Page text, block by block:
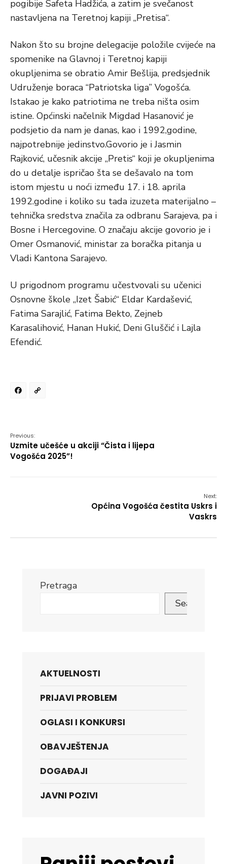
pogibije Safeta Hadžića, a zatim je svečanost
nastavljena na Teretnoj kapiji „Pretisa“.
Nakon što su brojne delegacije položile cvijeće na
spomenike na Glavnoj i Teretnoj kapiji
okupljenima se obratio Amir Bešlija, predsjednik
Udruženje boraca “Patriotska liga” Vogošća.
Istakao je kako patriotima ne treba ništa osim
istine. Općinski načelnik Migdad Hasanović je
podsjetio da nam je danas, kao i 1992,godine,
najpotrebnije jedinstvo.Govorio je i Jasmin
Rajković, učesnik akcije „Pretis“ koji je okupljenima
do u detalje ispričao šta se dešavalo na tom
istom mjestu u noći između 17. i 18. aprila
1992.godine i koliko su tada izuzeta materijalno –
tehnička sredstva značila za odbranu Sarajeva, pa i
Bosne i Hercegovine. O značaju akcije govorio je i
Omer Osmanović, ministar za boračka pitanja u
Vladi Kantona Sarajevo.
U prigodnom programu učestvovali su učenici
Osnovne škole „Izet Šabić“ Eldar Kardašević,
Fatima Sarajlić, Fatima Bekto, Zejneb
Karasalihović, Hanan Hukić, Deni Gluščić i Lajla
Efendić.
Facebook
Previous:
Uzmite učešće u akciji “Čista i lijepa
Vogošća 2025”!
Next:
Općina Vogošća čestita Uskrs i
Vaskrs
Pretraga
Search
AKTUELNOSTI
PRIJAVI PROBLEM
OGLASI I KONKURSI
OBAVJEŠTENJA
DOGAĐAJI
JAVNI POZIVI